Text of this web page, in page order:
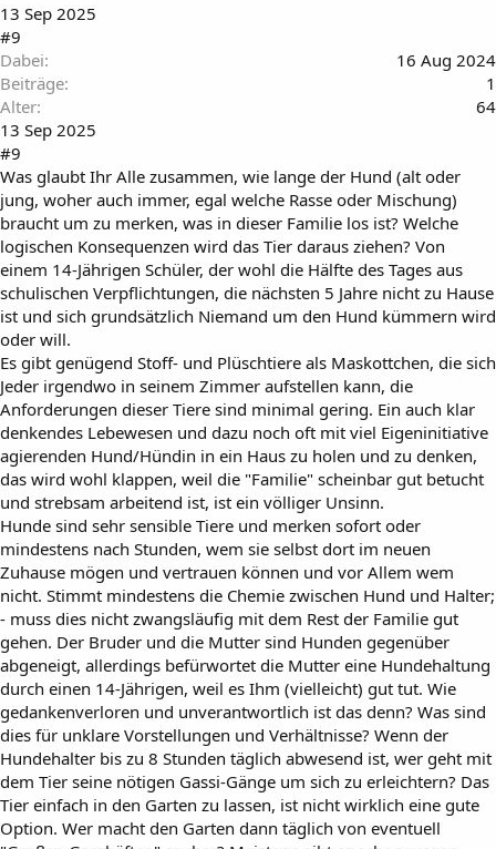
13 Sep 2025
#9
Dabei
16 Aug 2024
Beiträge
1
Alter
64
13 Sep 2025
#9
Was glaubt Ihr Alle zusammen, wie lange der Hund (alt oder
jung, woher auch immer, egal welche Rasse oder Mischung)
braucht um zu merken, was in dieser Familie los ist? Welche
logischen Konsequenzen wird das Tier daraus ziehen? Von
einem 14-Jährigen Schüler, der wohl die Hälfte des Tages aus
schulischen Verpflichtungen, die nächsten 5 Jahre nicht zu Hause
ist und sich grundsätzlich Niemand um den Hund kümmern wird
oder will.
Es gibt genügend Stoff- und Plüschtiere als Maskottchen, die sich
Jeder irgendwo in seinem Zimmer aufstellen kann, die
Anforderungen dieser Tiere sind minimal gering. Ein auch klar
denkendes Lebewesen und dazu noch oft mit viel Eigeninitiative
agierenden Hund/Hündin in ein Haus zu holen und zu denken,
das wird wohl klappen, weil die "Familie" scheinbar gut betucht
und strebsam arbeitend ist, ist ein völliger Unsinn.
Hunde sind sehr sensible Tiere und merken sofort oder
mindestens nach Stunden, wem sie selbst dort im neuen
Zuhause mögen und vertrauen können und vor Allem wem
nicht. Stimmt mindestens die Chemie zwischen Hund und Halter;
- muss dies nicht zwangsläufig mit dem Rest der Familie gut
gehen. Der Bruder und die Mutter sind Hunden gegenüber
abgeneigt, allerdings befürwortet die Mutter eine Hundehaltung
durch einen 14-Jährigen, weil es Ihm (vielleicht) gut tut. Wie
gedankenverloren und unverantwortlich ist das denn? Was sind
dies für unklare Vorstellungen und Verhältnisse? Wenn der
Hundehalter bis zu 8 Stunden täglich abwesend ist, wer geht mit
dem Tier seine nötigen Gassi-Gänge um sich zu erleichtern? Das
Tier einfach in den Garten zu lassen, ist nicht wirklich eine gute
Option. Wer macht den Garten dann täglich von eventuell